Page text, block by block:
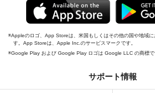
Appleのロゴ、App Storeは、米国もしくはその他の国や地域
す。App Storeは、Apple Inc.のサービスマークです。
Google Play および Google Play ロゴは Google LLC の商標で
サポート情報